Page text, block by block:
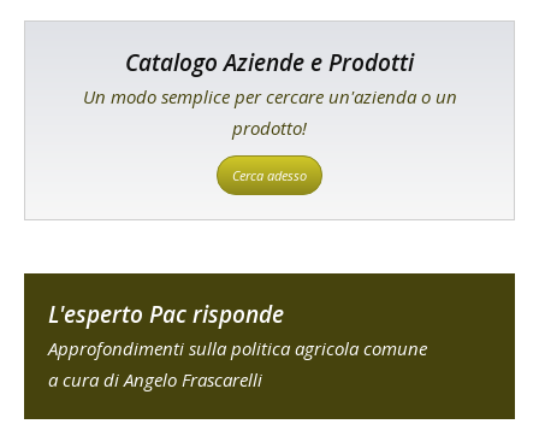
Catalogo Aziende e Prodotti
Un modo semplice per cercare un'azienda o un
prodotto!
Cerca adesso
L'esperto Pac risponde
Approfondimenti sulla politica agricola comune
a cura di Angelo Frascarelli